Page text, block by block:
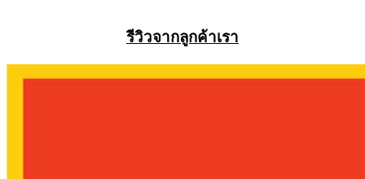
รีวิวจากลูกค้าเรา